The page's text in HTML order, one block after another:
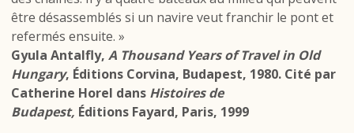
être désassemblés si un navire veut franchir le pont et
refermés ensuite. »
Gyula Antalfly, A Thousand Years of Travel in Old
Hungary, Éditions Corvina, Budapest, 1980. Cité par
Catherine Horel dans Histoires de
Budapest, Éditions Fayard, Paris, 1999